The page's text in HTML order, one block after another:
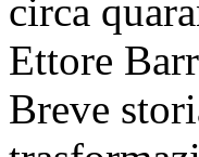
circa
Ettore
Breve